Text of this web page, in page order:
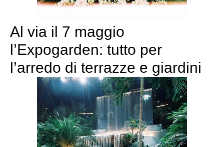
Al via il 7 maggio
l’Expogarden: tutto per
l’arredo di terrazze e giardini